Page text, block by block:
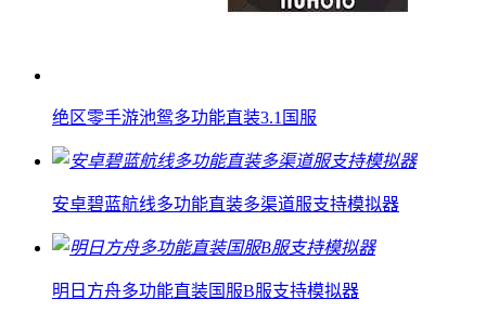
绝区零手游池鸳多功能直装3.1国服
安卓碧蓝航线多功能直装多渠道服支持模拟器
明日方舟多功能直装国服B服支持模拟器